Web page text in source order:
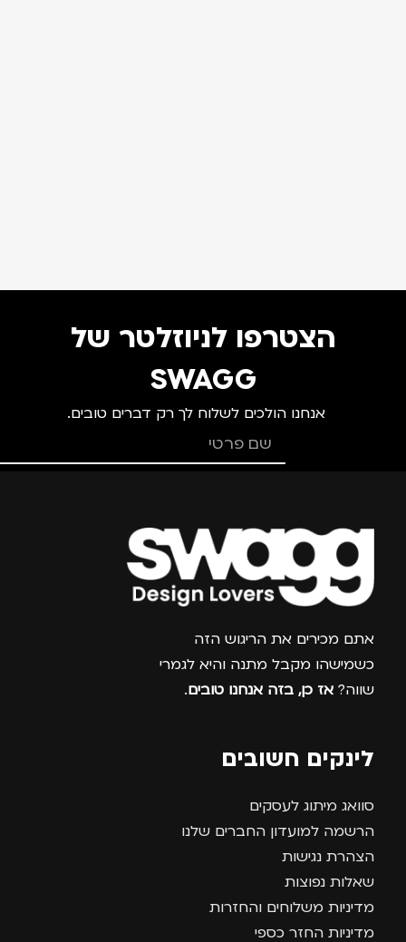
הצטרפו לניוזלטר של
SWAGG
אנחנו הולכים לשלוח לך רק דברים טובים.
צרפו אותי למועדון
אתם מכירים את הריגוש הזה
כשמישהו מקבל מתנה והיא לגמרי
שווה? אז כן, בזה אנחנו טובים.
לינקים חשובים
סוואג מיתוג לעסקים
הרשמה למועדון החברים שלנו
הצהרת נגישות
שאלות נפוצות
מדיניות משלוחים והחזרות
מדיניות החזר כספי